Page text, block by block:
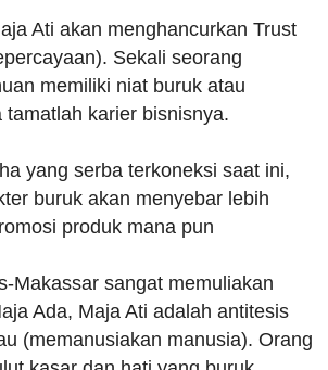
Ati akan menghancurkan Trust
Sekali seorang
memiliki niat buruk atau
tamatlah karier bisnisnya.
yang serba terkoneksi saat ini,
buruk akan menyebar lebih
produk mana pun
Makassar sangat memuliakan
Ada, Maja Ati adalah antitesis
(memanusiakan manusia). Orang